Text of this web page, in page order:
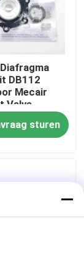
DB112
Mecair
Valve
NBR
sturen